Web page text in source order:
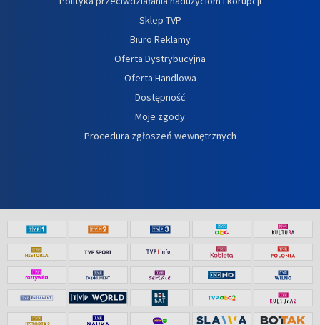
Sklep TVP
Biuro Reklamy
Oferta Dystrybucyjna
Oferta Handlowa
Dostępność
Moje zgody
Procedura zgłoszeń wewnętrznych